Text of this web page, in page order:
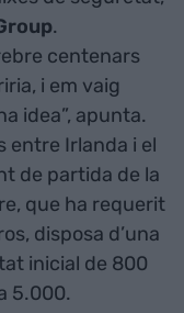
.
centenars
i em vaig
idea”, apunta.
entre Irlanda i el
de partida de la
que ha requerit
disposa d’una
inicial de 800
5.000.